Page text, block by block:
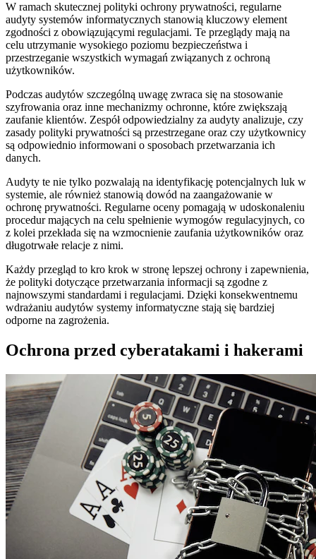
W ramach skutecznej polityki ochrony prywatności, regularne
audyty systemów informatycznych stanowią kluczowy element
zgodności z obowiązującymi regulacjami. Te przeglądy mają na
celu utrzymanie wysokiego poziomu bezpieczeństwa i
przestrzeganie wszystkich wymagań związanych z ochroną
użytkowników.
Podczas audytów szczególną uwagę zwraca się na stosowanie
szyfrowania oraz inne mechanizmy ochronne, które zwiększają
zaufanie klientów. Zespół odpowiedzialny za audyty analizuje, czy
zasady polityki prywatności są przestrzegane oraz czy użytkownicy
są odpowiednio informowani o sposobach przetwarzania ich
danych.
Audyty te nie tylko pozwalają na identyfikację potencjalnych luk w
systemie, ale również stanowią dowód na zaangażowanie w
ochronę prywatności. Regularne oceny pomagają w udoskonaleniu
procedur mających na celu spełnienie wymogów regulacyjnych, co
z kolei przekłada się na wzmocnienie zaufania użytkowników oraz
długotrwałe relacje z nimi.
Każdy przegląd to kro krok w stronę lepszej ochrony i zapewnienia,
że polityki dotyczące przetwarzania informacji są zgodne z
najnowszymi standardami i regulacjami. Dzięki konsekwentnemu
wdrażaniu audytów systemy informatyczne stają się bardziej
odporne na zagrożenia.
Ochrona przed cyberatakami i hakerami